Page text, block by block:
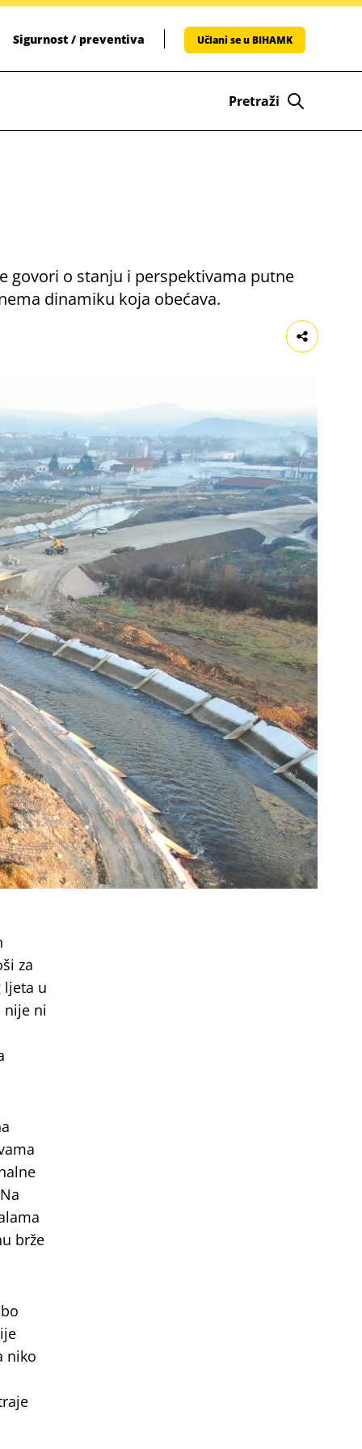
Sigurnost / preventiva Učlani se u BIHAMK
Pretraži
govori o stanju i perspektivama putne
dinamiku koja obećava.
za
ljeta u
nije ni
brže
niko